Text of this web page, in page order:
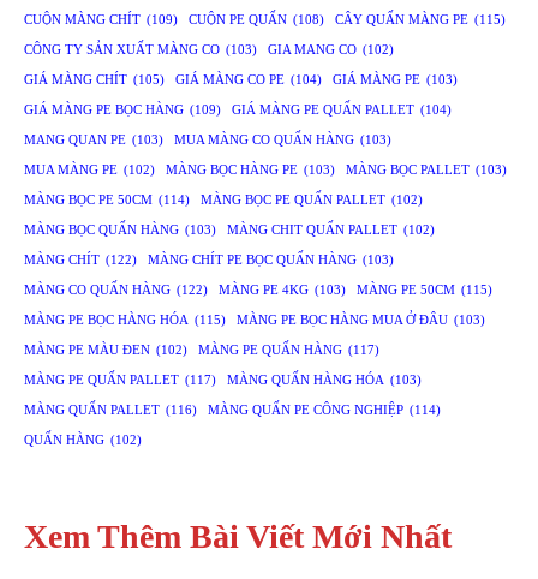
CUỘN MÀNG CHÍT (109) CUỘN PE QUẤN (108) CÂY QUẤN MÀNG PE (115)
CÔNG TY SẢN XUẤT MÀNG CO (103) GIA MANG CO (102)
GIÁ MÀNG CHÍT (105) GIÁ MÀNG CO PE (104) GIÁ MÀNG PE (103)
GIÁ MÀNG PE BỌC HÀNG (109) GIÁ MÀNG PE QUẤN PALLET (104)
MANG QUAN PE (103) MUA MÀNG CO QUẤN HÀNG (103)
MUA MÀNG PE (102) MÀNG BỌC HÀNG PE (103) MÀNG BỌC PALLET (103)
MÀNG BỌC PE 50CM (114) MÀNG BỌC PE QUẤN PALLET (102)
MÀNG BỌC QUẤN HÀNG (103) MÀNG CHIT QUẤN PALLET (102)
MÀNG CHÍT (122) MÀNG CHÍT PE BỌC QUẤN HÀNG (103)
MÀNG CO QUẤN HÀNG (122) MÀNG PE 4KG (103) MÀNG PE 50CM (115)
MÀNG PE BỌC HÀNG HÓA (115) MÀNG PE BỌC HÀNG MUA Ở ĐÂU (103)
MÀNG PE MÀU ĐEN (102) MÀNG PE QUẤN HÀNG (117)
MÀNG PE QUẤN PALLET (117) MÀNG QUẤN HÀNG HÓA (103)
MÀNG QUẤN PALLET (116) MÀNG QUẤN PE CÔNG NGHIỆP (114)
QUẤN HÀNG (102)
Xem Thêm Bài Viết Mới Nhất